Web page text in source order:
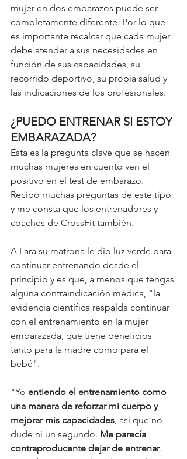
mujer en dos embarazos puede ser
completamente diferente. Por lo que
es importante recalcar que cada mujer
debe atender a sus necesidades en
función de sus capacidades, su
recorrido deportivo, su propia salud y
las indicaciones de los profesionales.
¿PUEDO ENTRENAR SI ESTOY
EMBARAZADA?
Esta es la pregunta clave que se hacen
muchas mujeres en cuento ven el
positivo en el test de embarazo.
Recibo muchas preguntas de este tipo
y me consta que los entrenadores y
coaches de CrossFit también.
A Lara su matrona le dio luz verde para
continuar entrenando desde el
principio y es que, a menos que tengas
alguna contraindicación médica, "la
evidencia científica respalda continuar
con el entrenamiento en la mujer
embarazada, que tiene beneficios
tanto para la madre como para el
bebé".
"Yo entiendo el entrenamiento como
una manera de reforzar mi cuerpo y
mejorar mis capacidades , así que no
dudé ni un segundo. Me parecía
contraproducente dejar de entrenar.